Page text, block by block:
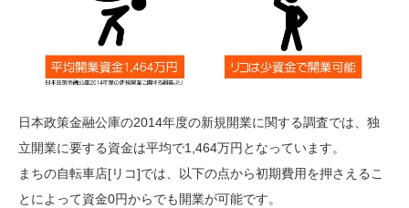
日本政策金融公庫の2014年度の新規開業に関する調査では、独
立開業に要する資金は平均で1,464万円となっています。
まちの自転車店[リコ]では、以下の点から初期費用を押さえるこ
とによって資金0円からでも開業が可能です。